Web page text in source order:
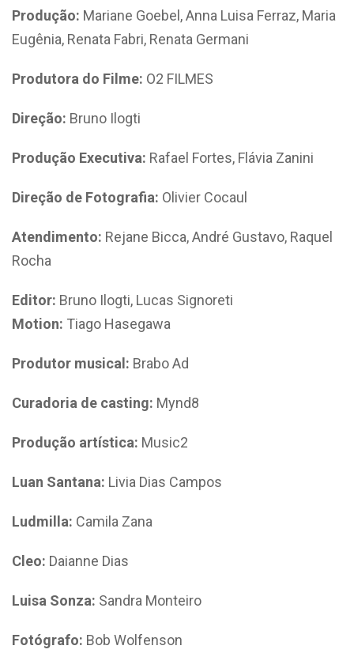
Produção: Mariane Goebel, Anna Luisa Ferraz, Maria
Eugênia, Renata Fabri, Renata Germani
Produtora do Filme: O2 FILMES
Direção: Bruno Ilogti
Produção Executiva: Rafael Fortes, Flávia Zanini
Direção de Fotografia: Olivier Cocaul
Atendimento: Rejane Bicca, André Gustavo, Raquel
Rocha
Editor: Bruno Ilogti, Lucas Signoreti
Motion: Tiago Hasegawa
Produtor musical: Brabo Ad
Curadoria de casting: Mynd8
Produção artística: Music2
Luan Santana: Livia Dias Campos
Ludmilla: Camila Zana
Cleo: Daianne Dias
Luisa Sonza: Sandra Monteiro
Fotógrafo: Bob Wolfenson